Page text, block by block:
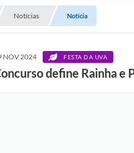
Notícias Notícia
NOV 2024 FESTA DA UVA
define Rainha e